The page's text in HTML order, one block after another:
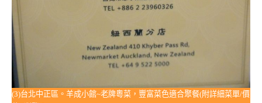
(3)台北中正區。羊成小館~老牌粵菜，豐富菜色適合聚餐(附詳細菜單/價